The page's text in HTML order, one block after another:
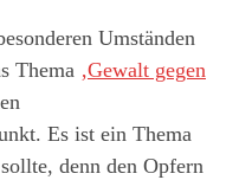
Umständen
Thema ‚Gewalt gegen
Es ist ein Thema
denn den Opfern